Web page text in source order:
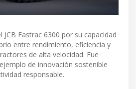
JCB Fastrac 6300 por su capacidad
entre rendimiento, eficiencia y
de alta velocidad. Fue
de innovación sostenible
responsable.